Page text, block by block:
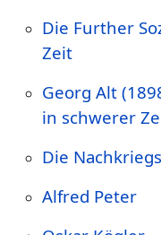
Die Further
Zeit
Georg Alt
in schwerer
Die
Alfred Peter